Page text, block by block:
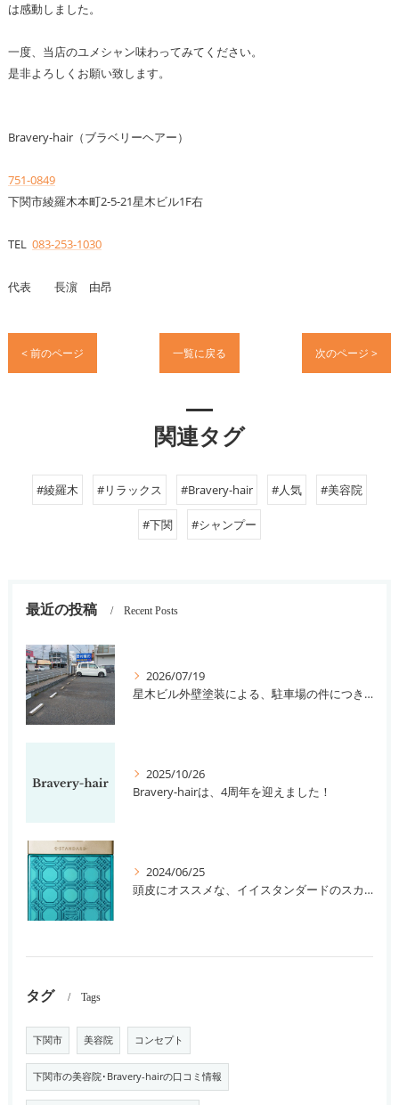
は感動しました。
一度、当店のユメシャン味わってみてください。
是非よろしくお願い致します。
Bravery-hair（ブラベリーヘアー）
751-0849
下関市綾羅木本町2-5-21星木ビル1F右
TEL 083-253-1030
代表 長濵 由昂
< 前のページ 一覧に戻る 次のページ >
関連タグ
#綾羅木 #リラックス #Bravery-hair #人気 #美容院
#下関 #シャンプー
最近の投稿 Recent Posts
2026/07/19
星木ビル外壁塗装による、駐車場の件につきまして。
2025/10/26
Bravery-hairは、4周年を迎えました！
2024/06/25
頭皮にオススメな、イイスタンダードのスカルプ系シャンプー＆トリートメントです！
タグ Tags
下関市 美容院 コンセプト
下関市の美容院･Bravery-hairの口コミ情報